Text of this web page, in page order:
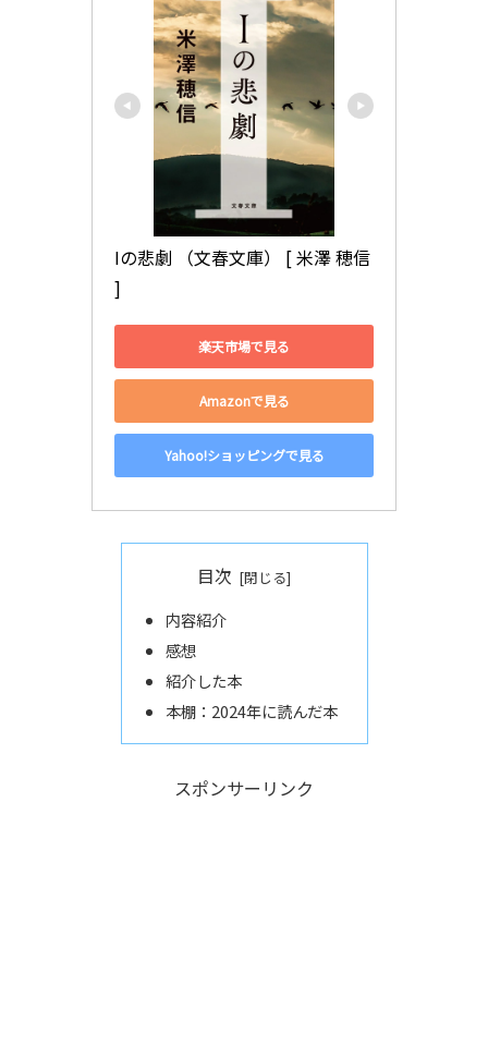
Iの悲劇 （文春文庫） [ 米澤 穂信
]
楽天市場で見る
Amazonで見る
Yahoo!ショッピングで見る
目次
内容紹介
感想
紹介した本
本棚：2024年に読んだ本
スポンサーリンク